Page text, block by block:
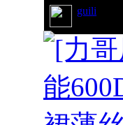
guili